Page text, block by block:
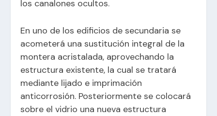
los canalones ocultos.
En uno de los edificios de secundaria se
acometerá una sustitución integral de la
montera acristalada, aprovechando la
estructura existente, la cual se tratará
mediante lijado e imprimación
anticorrosión. Posteriormente se colocará
sobre el vidrio una nueva estructura